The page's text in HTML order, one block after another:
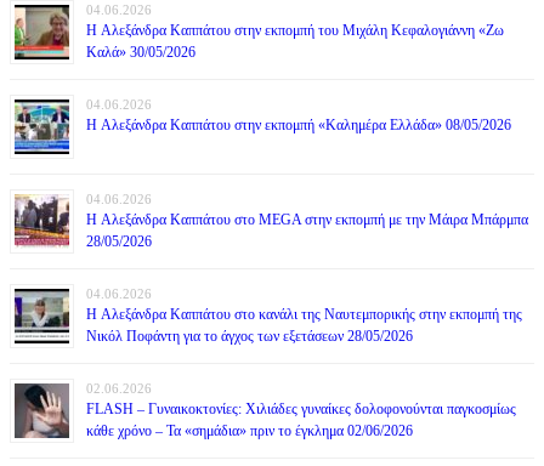
04.06.2026
H Αλεξάνδρα Καππάτου στην εκπομπή του Μιχάλη Κεφαλογιάννη «Ζω
Καλά» 30/05/2026
04.06.2026
H Αλεξάνδρα Καππάτου στην εκπομπή «Καλημέρα Ελλάδα» 08/05/2026
04.06.2026
H Αλεξάνδρα Καππάτου στο MEGA στην εκπομπή με την Μάιρα Mπάρμπα
28/05/2026
04.06.2026
H Αλεξάνδρα Καππάτου στο κανάλι της Ναυτεμπορικής στην εκπομπή της
Νικόλ Ποφάντη για το άγχος των εξετάσεων 28/05/2026
02.06.2026
FLASH – Γυναικοκτονίες: Χιλιάδες γυναίκες δολοφονούνται παγκοσμίως
κάθε χρόνο – Τα «σημάδια» πριν το έγκλημα 02/06/2026